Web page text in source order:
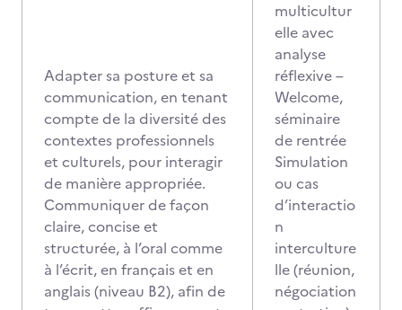
Adapter sa posture et sa
communication, en tenant
compte de la diversité des
contextes professionnels
et culturels, pour interagir
de manière appropriée.
Communiquer de façon
claire, concise et
structurée, à l’oral comme
à l’écrit, en français et en
anglais (niveau B2), afin de
multicultur
elle avec
analyse
réflexive –
Welcome,
séminaire
de rentrée
Simulation
ou cas
d’interactio
n
interculture
lle (réunion,
négociation